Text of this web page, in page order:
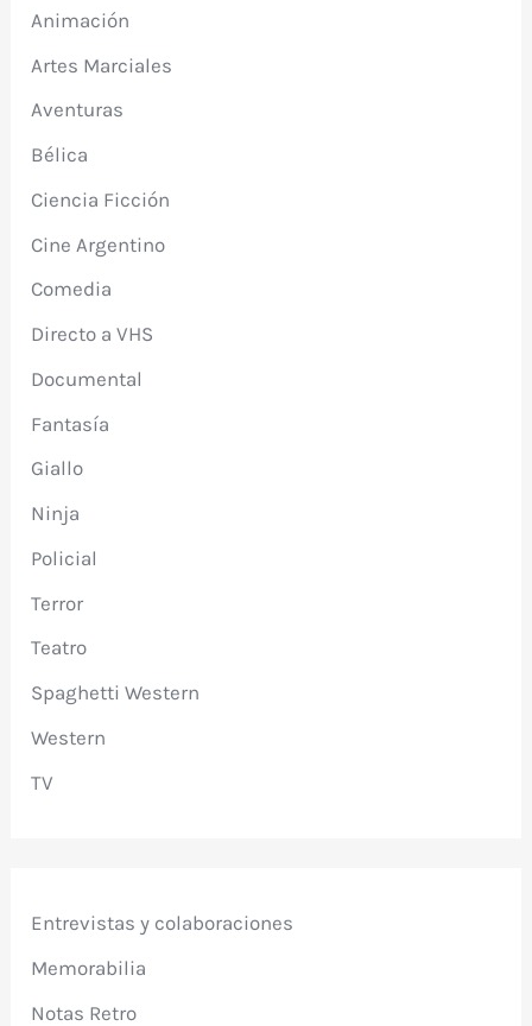
Animación
Artes Marciales
Aventuras
Bélica
Ciencia Ficción
Cine Argentino
Comedia
Directo a VHS
Documental
Fantasía
Giallo
Ninja
Policial
Terror
Teatro
Spaghetti Western
Western
TV
Entrevistas y colaboraciones
Memorabilia
Notas Retro